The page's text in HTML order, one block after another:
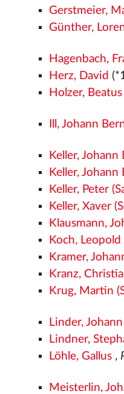
Gerstmeier,
Günther,
Hagenbach,
Herz, David
Holzer, Beatus
Ill, Johann
Keller,
Keller, Johann
Keller, Peter
Keller, Xaver
Klausmann,
Koch, Leopold
Kramer,
Kranz,
Krug, Martin
Linder,
Lindner,
Löhle, Gallus ,
Meisterlin,